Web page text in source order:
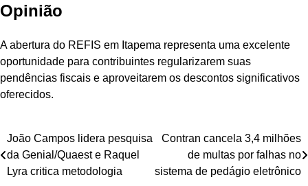
Opinião
A abertura do REFIS em Itapema representa uma excelente
oportunidade para contribuintes regularizarem suas
pendências fiscais e aproveitarem os descontos significativos
oferecidos.
Navegação
de
João Campos lidera pesquisa
da Genial/Quaest e Raquel
Lyra critica metodologia
Contran cancela 3,4 milhões
de multas por falhas no
sistema de pedágio eletrônico